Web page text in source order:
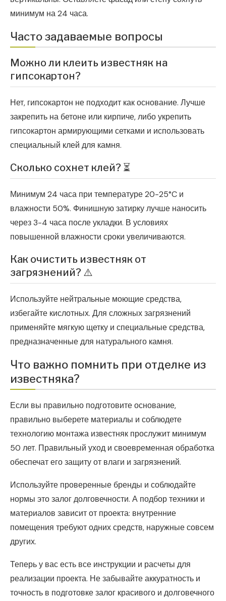
минимум на 24 часа.
Часто задаваемые вопросы
Можно ли клеить известняк на
гипсокартон?
Нет, гипсокартон не подходит как основание. Лучше
закрепить на бетоне или кирпиче, либо укрепить
гипсокартон армирующими сетками и использовать
специальный клей для камня.
Сколько сохнет клей? ⏳
Минимум 24 часа при температуре 20-25°C и
влажности 50%. Финишную затирку лучше наносить
через 3-4 часа после укладки. В условиях
повышенной влажности сроки увеличиваются.
Как очистить известняк от
загрязнений? ⚠️
Используйте нейтральные моющие средства,
избегайте кислотных. Для сложных загрязнений
применяйте мягкую щетку и специальные средства,
предназначенные для натурального камня.
Что важно помнить при отделке из
известняка?
Если вы правильно подготовите основание,
правильно выберете материалы и соблюдете
технологию монтажа известняк прослужит минимум
50 лет. Правильный уход и своевременная обработка
обеспечат его защиту от влаги и загрязнений.
Используйте проверенные бренды и соблюдайте
нормы это залог долговечности. А подбор техники и
материалов зависит от проекта: внутренние
помещения требуют одних средств, наружные совсем
других.
Теперь у вас есть все инструкции и расчеты для
реализации проекта. Не забывайте аккуратность и
точность в подготовке залог красивого и долговечного